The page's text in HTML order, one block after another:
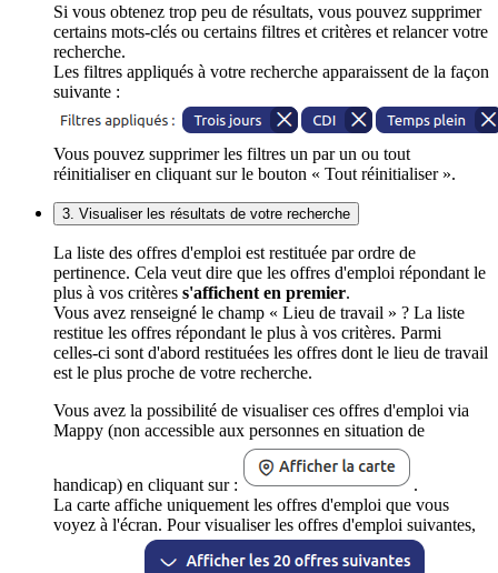
Si vous obtenez trop peu de résultats, vous pouvez supprimer
certains mots-clés ou certains filtres et critères et relancer votre
recherche.
Les filtres appliqués à votre recherche apparaissent de la façon
suivante :
Vous pouvez supprimer les filtres un par un ou tout
réinitialiser en cliquant sur le bouton « Tout réinitialiser ».
3. Visualiser les résultats de votre recherche
La liste des offres d'emploi est restituée par ordre de
pertinence. Cela veut dire que les offres d'emploi répondant le
plus à vos critères s'affichent en premier.
Vous avez renseigné le champ « Lieu de travail » ? La liste
restitue les offres répondant le plus à vos critères. Parmi
celles-ci sont d'abord restituées les offres dont le lieu de travail
est le plus proche de votre recherche.
Vous avez la possibilité de visualiser ces offres d'emploi via
Mappy (non accessible aux personnes en situation de
handicap) en cliquant sur :
.
La carte affiche uniquement les offres d'emploi que vous
voyez à l'écran. Pour visualiser les offres d'emploi suivantes,